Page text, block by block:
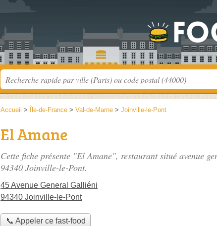
Accueil > Île-de-France > Val-de-Marne > Joinville-le-Pont
El Amane
Cette fiche présente "El Amane", restaurant situé avenue
94340 Joinville-le-Pont.
45 Avenue General Galliéni
94340 Joinville-le-Pont
📞 Appeler ce fast-food